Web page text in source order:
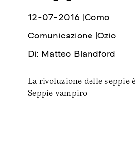
12-07-2016 |Como
Comunicazione |Ozio
Di: Matteo Blandford
La rivoluzione delle seppie
Seppie vampiro
🖤 Publishing
🎧 Immersuoni
🌿Belmondo Tracks
Educazione